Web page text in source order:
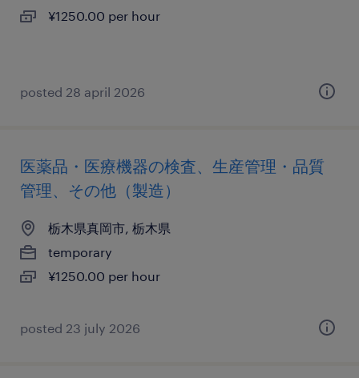
¥1250.00 per hour
posted 28 april 2026
医薬品・医療機器の検査、生産管理・品質
管理、その他（製造）
栃木県真岡市, 栃木県
temporary
¥1250.00 per hour
posted 23 july 2026